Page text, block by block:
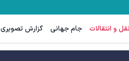
نقل و انتقالات جام جهانی گزارش تصویری